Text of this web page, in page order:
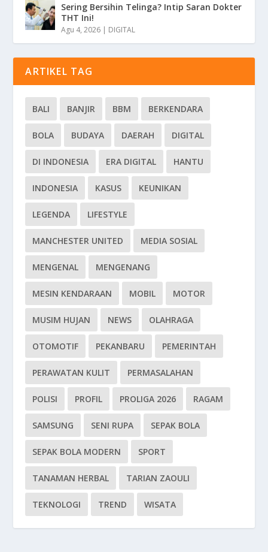
Sering Bersihin Telinga? Intip Saran Dokter
THT Ini!
Agu 4, 2026 | DIGITAL
ARTIKEL TAG
BALI BANJIR BBM BERKENDARA
BOLA BUDAYA DAERAH DIGITAL
DI INDONESIA ERA DIGITAL HANTU
INDONESIA KASUS KEUNIKAN
LEGENDA LIFESTYLE
MANCHESTER UNITED MEDIA SOSIAL
MENGENAL MENGENANG
MESIN KENDARAAN MOBIL MOTOR
MUSIM HUJAN NEWS OLAHRAGA
OTOMOTIF PEKANBARU PEMERINTAH
PERAWATAN KULIT PERMASALAHAN
POLISI PROFIL PROLIGA 2026 RAGAM
SAMSUNG SENI RUPA SEPAK BOLA
SEPAK BOLA MODERN SPORT
TANAMAN HERBAL TARIAN ZAOULI
TEKNOLOGI TREND WISATA